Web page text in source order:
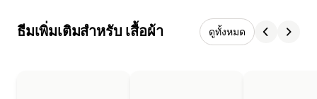
ธีมเพิ่มเติมสำหรับ เสื้อผ้า ดูทั้งหมด